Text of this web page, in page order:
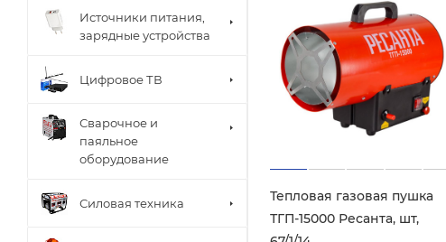
Тепловая газовая пушка
ТГП-15000 Ресанта, шт,
Источники питания,
зарядные устройства
Цифровое ТВ
Сварочное и
паяльное
оборудование
Силовая техника